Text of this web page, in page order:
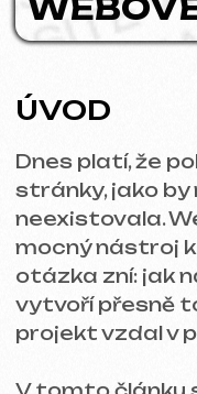
ÚVOD
Dnes platí, že pokud
neexistovala. Web není
mocný nástroj k
vytvoří přesně to, co
projekt vzdal v půlce?
V tomto článku si
vývojářů existují, jaké
důležité, jak
vyhodnotit cenové
projdeme to s lehkostí
abyste se neutopili ve
technické terminologii.